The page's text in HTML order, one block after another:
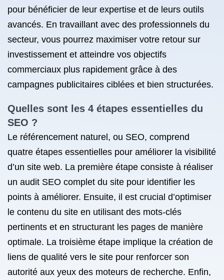
pour bénéficier de leur expertise et de leurs outils
avancés. En travaillant avec des professionnels du
secteur, vous pourrez maximiser votre retour sur
investissement et atteindre vos objectifs
commerciaux plus rapidement grâce à des
campagnes publicitaires ciblées et bien structurées.
Quelles sont les 4 étapes essentielles du
SEO ?
Le référencement naturel, ou SEO, comprend
quatre étapes essentielles pour améliorer la visibilité
d’un site web. La première étape consiste à réaliser
un audit SEO complet du site pour identifier les
points à améliorer. Ensuite, il est crucial d’optimiser
le contenu du site en utilisant des mots-clés
pertinents et en structurant les pages de manière
optimale. La troisième étape implique la création de
liens de qualité vers le site pour renforcer son
autorité aux yeux des moteurs de recherche. Enfin,